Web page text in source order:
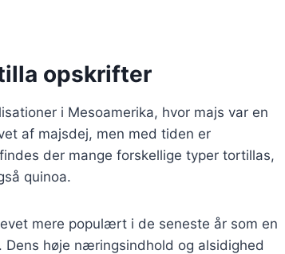
opskrifter
i Mesoamerika, hvor majs var en
af majsdej, men med tiden er
der mange forskellige typer tortillas,
quinoa.
mere populært i de seneste år som en
høje næringsindhold og alsidighed